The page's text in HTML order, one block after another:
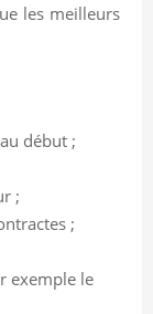
les meilleurs
début ;
;
;
exemple le